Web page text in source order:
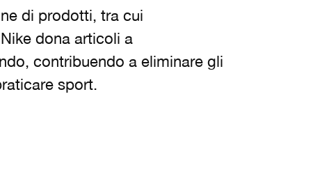
di prodotti, tra cui
dona articoli a
contribuendo a eliminare gli
sport.